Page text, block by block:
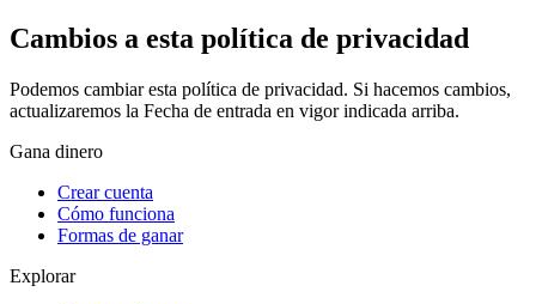
Cambios a esta política de privacidad
Podemos cambiar esta política de privacidad. Si hacemos cambios,
actualizaremos la Fecha de entrada en vigor indicada arriba.
Gana dinero
Crear cuenta
Cómo funciona
Formas de ganar
Explorar